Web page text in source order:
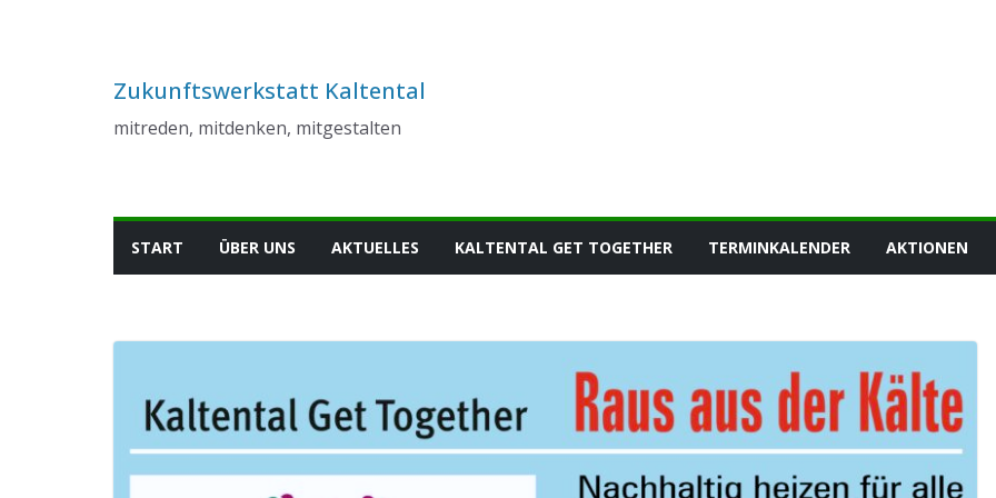
Zukunftswerkstatt Kaltental
mitreden, mitdenken, mitgestalten
START ÜBER UNS AKTUELLES KALTENTAL GET TOGETHER TERMINKALENDER AKTIONEN
15. Kaltental Get
Together – Gärtnern für
Artenvielfalt